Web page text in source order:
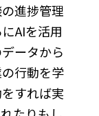
進捗管理
AIを活用
ータから
行動を学
すれば実